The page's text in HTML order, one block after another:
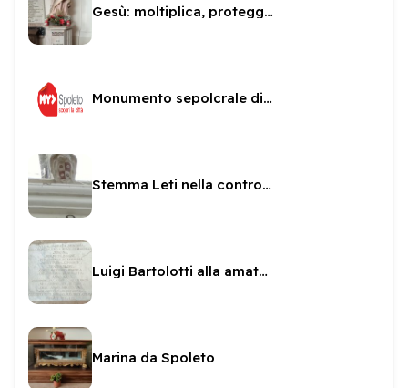
Gesù: moltiplica, proteggi, governa
Monumento sepolcrale di Fulvio Orsini
Stemma Leti nella controfacciata di San Pietro
Luigi Bartolotti alla amata Lucia
Marina da Spoleto